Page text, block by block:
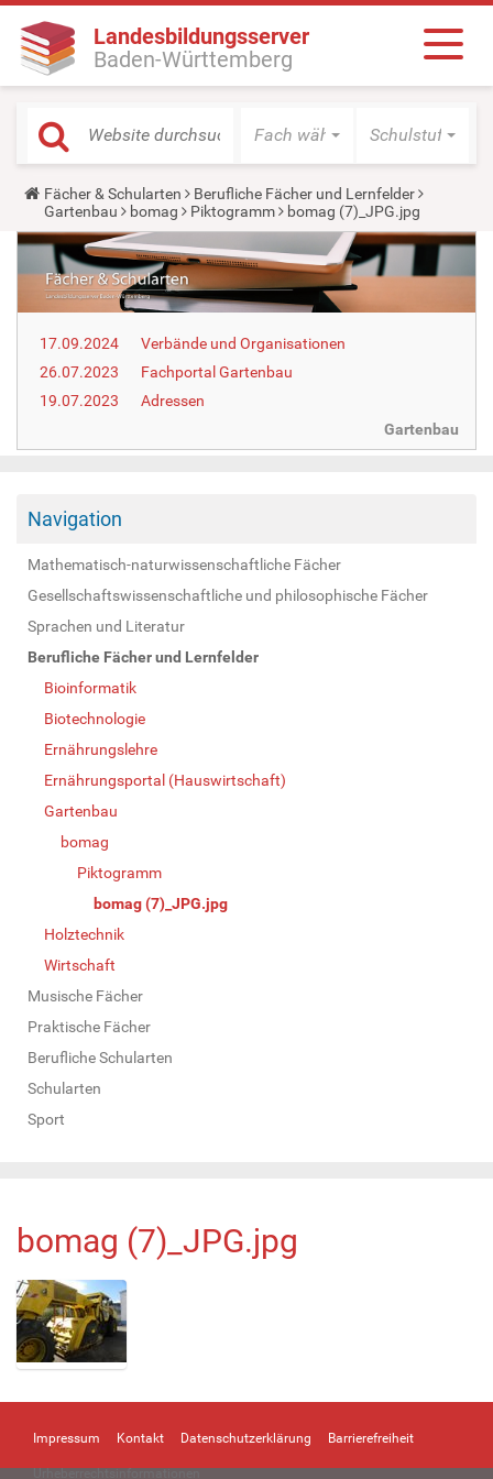
Landesbildungsserver
Baden-Württemberg
Fach wählen Schulstufe
Y
o
u
a
e
h
e
e
:
Fächer & Schularten
Berufliche Fächer und Lernfelder
Gartenbau
bomag Piktogramm bomag (7)_JPG.jpg
17.09.2024
Verbände und Organisationen
26.07.2023
Fachportal Gartenbau
19.07.2023
Adressen
Gartenbau
Navigation
Mathematisch-naturwissenschaftliche Fächer
Gesellschaftswissenschaftliche und philosophische Fächer
Sprachen und Literatur
Berufliche Fächer und Lernfelder
Bioinformatik
Biotechnologie
Ernährungslehre
Ernährungsportal (Hauswirtschaft)
Gartenbau
bomag
Piktogramm
bomag (7)_JPG.jpg
Holztechnik
Wirtschaft
Musische Fächer
Praktische Fächer
Berufliche Schularten
Schularten
Sport
bomag (7)_JPG.jpg
e
g
e
Impressum Kontakt Datenschutzerklärung Barrierefreiheit